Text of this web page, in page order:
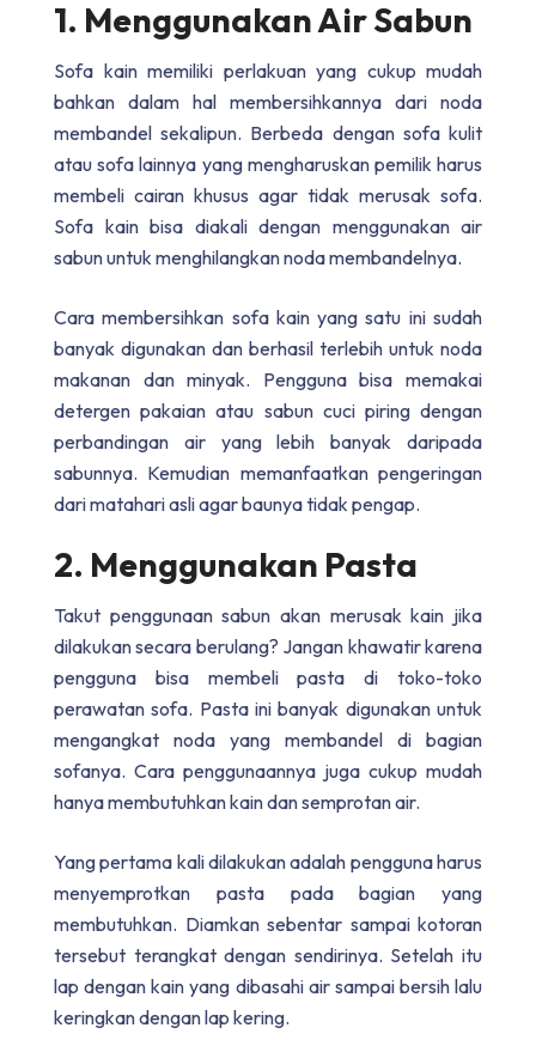
1. Menggunakan Air Sabun
Sofa kain memiliki perlakuan yang cukup mudah
bahkan dalam hal membersihkannya dari noda
membandel sekalipun. Berbeda dengan sofa kulit
atau sofa lainnya yang mengharuskan pemilik harus
membeli cairan khusus agar tidak merusak sofa.
Sofa kain bisa diakali dengan menggunakan air
sabun untuk menghilangkan noda membandelnya.
Cara membersihkan sofa kain yang satu ini sudah
banyak digunakan dan berhasil terlebih untuk noda
makanan dan minyak. Pengguna bisa memakai
detergen pakaian atau sabun cuci piring dengan
perbandingan air yang lebih banyak daripada
sabunnya. Kemudian memanfaatkan pengeringan
dari matahari asli agar baunya tidak pengap.
2. Menggunakan Pasta
Takut penggunaan sabun akan merusak kain jika
dilakukan secara berulang? Jangan khawatir karena
pengguna bisa membeli pasta di toko-toko
perawatan sofa. Pasta ini banyak digunakan untuk
mengangkat noda yang membandel di bagian
sofanya. Cara penggunaannya juga cukup mudah
hanya membutuhkan kain dan semprotan air.
Yang pertama kali dilakukan adalah pengguna harus
menyemprotkan pasta pada bagian yang
membutuhkan. Diamkan sebentar sampai kotoran
tersebut terangkat dengan sendirinya. Setelah itu
lap dengan kain yang dibasahi air sampai bersih lalu
keringkan dengan lap kering.